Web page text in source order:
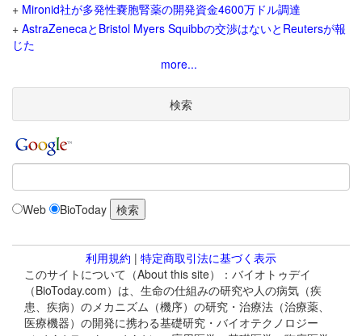
+ Mironid社が多発性嚢胞腎薬の開発資金4600万ドル調達
+ AstraZenecaとBristol Myers Squibbの交渉はないとReutersが報
じた
more...
検索
Web BioToday
利用規約 | 特定商取引法に基づく表示
このサイトについて（About this site）：バイオトゥデイ
（BioToday.com）は、生命の仕組みの研究や人の病気（疾
患、疾病）のメカニズム（機序）の研究・治療法（治療薬、
医療機器）の開発に携わる基礎研究・バイオテクノロジー